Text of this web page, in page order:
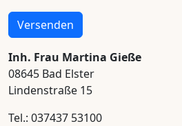
Versenden
Inh. Frau Martina Gieße
08645 Bad Elster
Lindenstraße 15
Tel.: 037437 53100